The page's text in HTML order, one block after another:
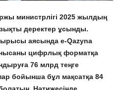
министрлігі 2025 жылдың
деректер ұсынды.
аясында e-Qazyna
нысаны цифрлық форматқа
76 млрд теңге
бойынша бұл мақсатқа 84
Нәтижесінде